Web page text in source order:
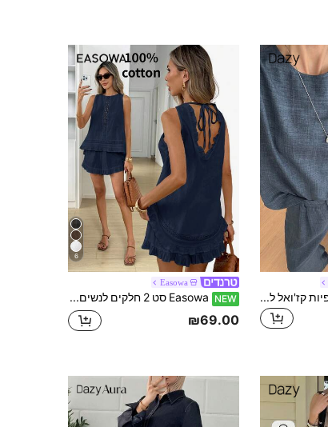
DAZY 2 יחידות/סט גופיות קז'ואל ללא שרוולים בצבע אחיד לנשים, סגנון מינימליסטי ללבוש יומיומי סטים קצרים לקיץ לנשים
6
Easowa
NEW Easowa סט 2 חלקים לנשים: גופייה בסגנון וינטג' עם תחרה וטלאים, ומכנסיים קצרים עם שוליים מקולפים
₪69.00